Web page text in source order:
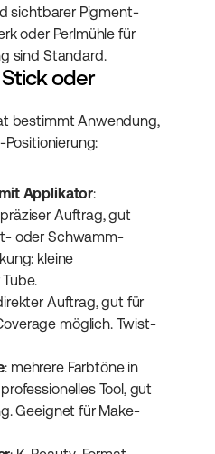
sichtbarer Pigment-
oder Perlmühle für
sind Standard.
oder
bestimmt Anwendung,
Positionierung:
Applikator:
Auftrag, gut
oder Schwamm-
kleine
Auftrag, gut für
möglich. Twist-
: mehrere Farbtöne in
Tool, gut
Geeignet für Make-